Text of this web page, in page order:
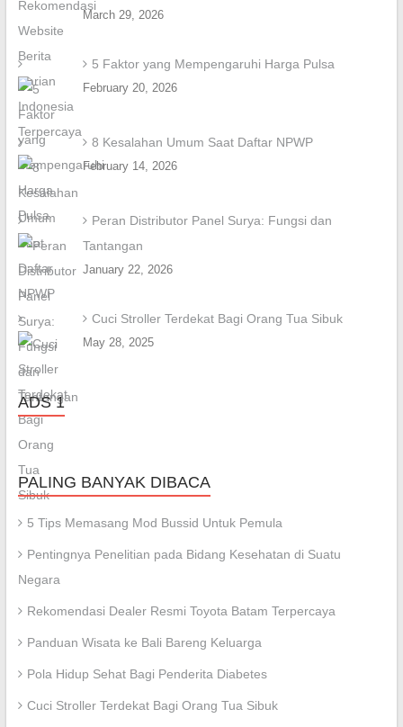
March 29, 2026
5 Faktor yang Mempengaruhi Harga Pulsa
February 20, 2026
8 Kesalahan Umum Saat Daftar NPWP
February 14, 2026
Peran Distributor Panel Surya: Fungsi dan
Tantangan
January 22, 2026
Cuci Stroller Terdekat Bagi Orang Tua Sibuk
May 28, 2025
ADS 1
PALING BANYAK DIBACA
5 Tips Memasang Mod Bussid Untuk Pemula
Pentingnya Penelitian pada Bidang Kesehatan di Suatu
Negara
Rekomendasi Dealer Resmi Toyota Batam Terpercaya
Panduan Wisata ke Bali Bareng Keluarga
Pola Hidup Sehat Bagi Penderita Diabetes
Cuci Stroller Terdekat Bagi Orang Tua Sibuk